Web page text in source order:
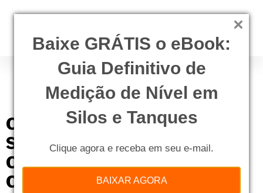
Baixe GRÁTIS o eBook:
Guia Definitivo de
Medição de Nível em
Silos e Tanques
Clique agora e receba em seu e-mail.
BAIXAR AGORA
Tag:limpeza de
tanques
O Que Uma Contratante de
Serviço de Limpeza de Tanques
Offshore Deve Exigir de Suas
Contratadas?